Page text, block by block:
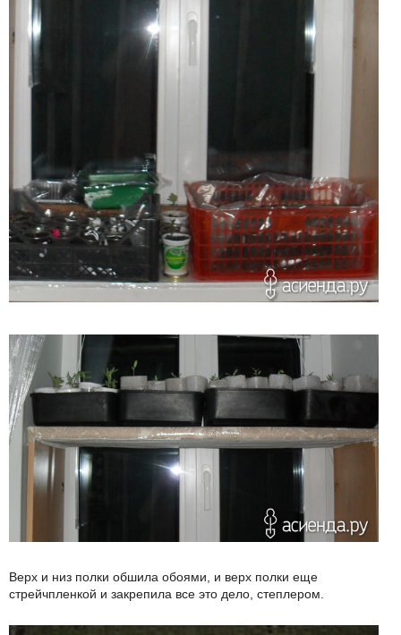
Верх и низ полки обшила обоями, и верх полки еще
стрейчпленкой и закрепила все это дело, степлером.